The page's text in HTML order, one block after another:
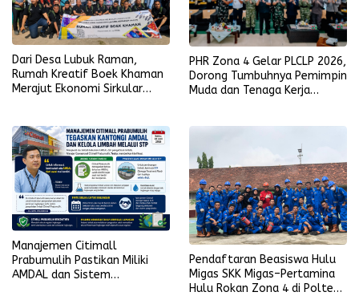
Dari Desa Lubuk Raman,
Rumah Kreatif Boek Khaman
Merajut Ekonomi Sirkular
PHR Zona 4 Gelar PLCLP 2026,
Dorong Tumbuhnya Pemimpin
Muda dan Tenaga Kerja
Manajemen Citimall
Prabumulih Pastikan Miliki
AMDAL dan Sistem
Pendaftaran Beasiswa Hulu
Migas SKK Migas–Pertamina
Hulu Rokan Zona 4 di Poltek